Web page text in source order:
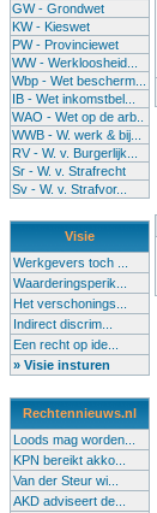
GW - Grondwet
KW - Kieswet
PW - Provinciewet
WW - Werkloosheid...
Wbp - Wet bescherm...
IB - Wet inkomstbel...
WAO - Wet op de arb..
WWB - W. werk & bij...
RV - W. v. Burgerlijk...
Sr - W. v. Strafrecht
Sv - W. v. Strafvor...
Visie
Werkgevers toch ...
Waarderingsperik...
Het verschonings...
Indirect discrim...
Een recht op ide...
» Visie insturen
Rechtennieuws.nl
Loods mag worden...
KPN bereikt akko...
Van der Steur wi...
AKD adviseert de...